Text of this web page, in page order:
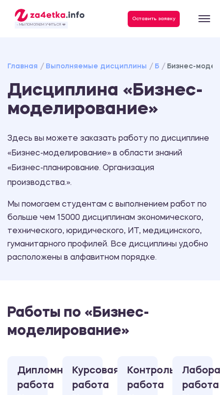
- МЫ ПОМОГАЕМ УЧИТЬСЯ ❤️
Оставить заявку
Главная Выполняемые дисциплины Б Бизнес-
Дисциплина «Бизнес-
моделирование»
Здесь вы можете заказать работу по дисциплине
«Бизнес-моделирование» в области знаний
«Бизнес-планирование. Организация
производства.».
Мы помогаем студентам с выполнением работ по
больше чем 15000 дисциплинам экономического,
технического, юридического, ИТ, медицинского,
гуманитарного профилей. Все дисциплины удобно
расположены в алфавитном порядке.
Работы по «Бизнес-
моделирование»
Дипломная
работа
Курсовая
работа
Контрольная
работа
работа